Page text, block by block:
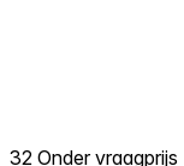
32 Onder vraagprijs